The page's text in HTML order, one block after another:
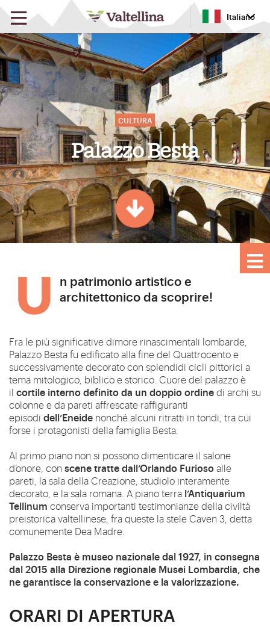
Italiano
Palazzo Besta
Un patrimonio artistico e architettonico da scoprire!
Fra le più significative dimore rinascimentali lombarde,
Palazzo Besta fu edificato alla fine del Quattrocento e
successivamente decorato con splendidi cicli pittorici a
tema mitologico, biblico e storico. Cuore del palazzo è
il cortile interno definito da un doppio ordinedi archi su
colonne e da pareti affrescate raffiguranti
episodi dell’Eneide nonché alcuni ritratti in tondi, tra cui
forse i protagonisti della famiglia Besta.
Al primo piano non si possono dimenticare il salone
d’onore, con scene tratte dall’Orlando Furiosoalle
pareti, la sala della Creazione, studiolo interamente
decorato, e la sala romana. A piano terra l’Antiquarium
Tellinum conserva importanti testimonianze della civiltà
preistorica valtellinese, fra queste la stele Caven 3, detta
comunemente Dea Madre.
Palazzo Besta è museo nazionale dal 1927, in consegna
dal 2015 alla Direzione regionale Musei Lombardia, che
ne garantisce la conservazione e la valorizzazione.
ORARI DI APERTURA